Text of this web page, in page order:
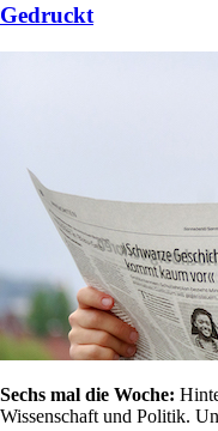
Gedruckt
Sechs mal die Woche:
Wissenschaft und Politik.